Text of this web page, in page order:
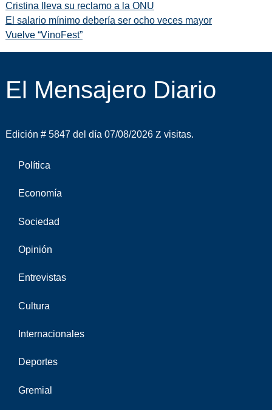
Cristina lleva su reclamo a la ONU
El salario mínimo debería ser ocho veces mayor
Vuelve “VinoFest”
El Mensajero Diario
Edición # 5847 del día 07/08/2026 visitas.
Política
Economía
Sociedad
Opinión
Entrevistas
Cultura
Internacionales
Deportes
Gremial